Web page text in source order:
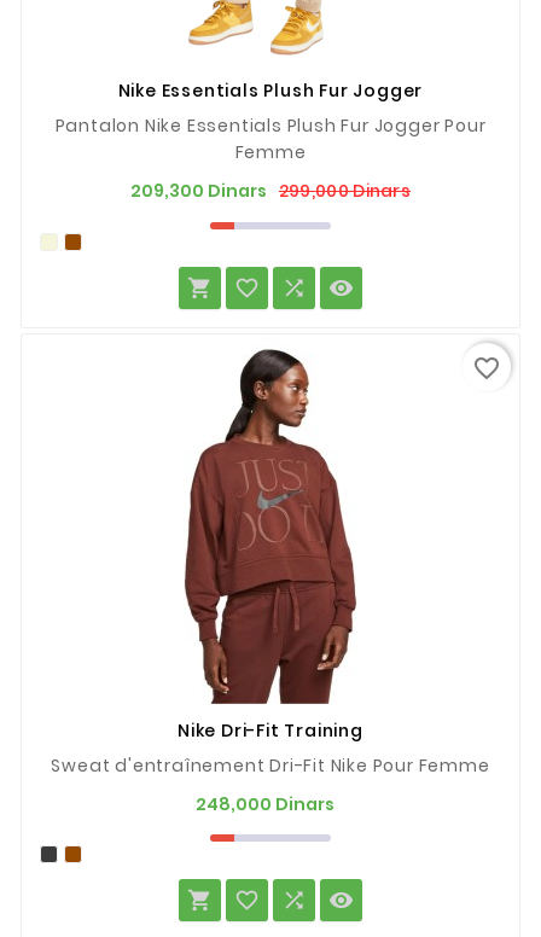
Nike Essentials Plush Fur Jogger
Pantalon Nike Essentials Plush Fur Jogger Pour
Femme
209,300 Dinars 299,000 DinarsPrix
Prix
   
Nike Dri-Fit Training
Sweat d'entraînement Dri-Fit Nike Pour Femme
248,000 Dinars
   
favorite_border